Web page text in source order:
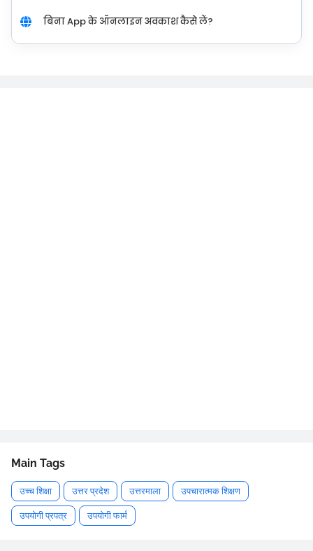
बिना App के ऑनलाइन अवकाश कैसे लें?
Main Tags
उच्च शिक्षा उत्तर प्रदेश उत्तरमाला उपचारात्मक शिक्षण
उपयोगी प्रपत्र उपयोगी फार्म